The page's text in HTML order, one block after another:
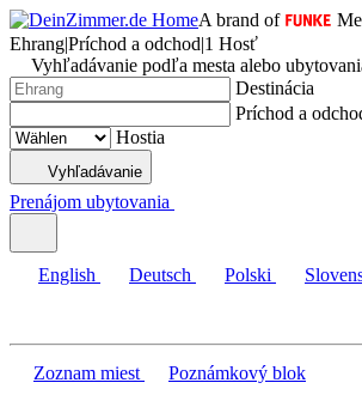
A brand of
Ehrang|Príchod a odchod|1 Hosť
Vyhľadávanie podľa mesta alebo
Destinácia
Príchod a
Hostia
Vyhľadávanie
Prenájom ubytovania
English Deutsch Polski
Zoznam miest Poznámkový blok